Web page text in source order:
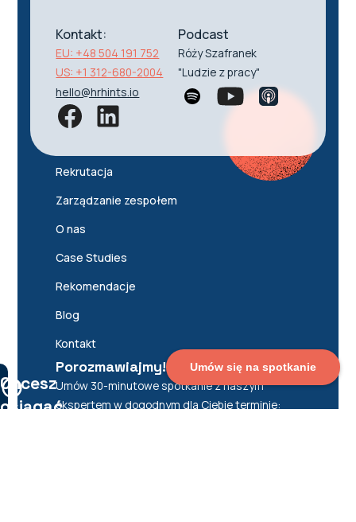
Kontakt:
EU: +48 504 191 752
US: +1 312-680-2004
hello@hrhints.io
Podcast
Róży Szafranek
"Ludzie z pracy"
Rekrutacja
Zarządzanie zespołem
O nas
Case Studies
Rekomendacje
Blog
Kontakt
Porozmawiajmy!
Umów 30-minutowe spotkanie z naszym
ekspertem w dogodnym dla Ciebie terminie:
Chcesz
osiągać
Umów się na spotkanie